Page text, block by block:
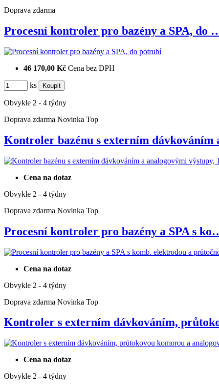
Doprava zdarma
Procesní kontroler pro bazény a SPA, do
46 170,00 Kč Cena bez DPH
ks
Obvykle 2 - 4 týdny
Doprava zdarma Novinka Top
Kontroler bazénu s externím
Cena na dotaz
Obvykle 2 - 4 týdny
Doprava zdarma Novinka Top
Procesní kontroler pro bazény a SPA s
Cena na dotaz
Obvykle 2 - 4 týdny
Doprava zdarma Novinka Top
Kontroler s externím dávkováním,
Cena na dotaz
Obvykle 2 - 4 týdny